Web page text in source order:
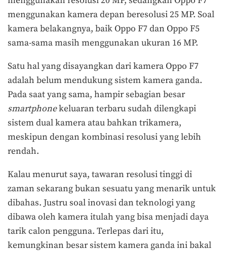
menggunakan kamera depan beresolusi 25 MP. Soal
kamera belakangnya, baik Oppo F7 dan Oppo F5
sama-sama masih menggunakan ukuran 16 MP.
Satu hal yang disayangkan dari kamera Oppo F7
adalah belum mendukung sistem kamera ganda.
Pada saat yang sama, hampir sebagian besar
smartphonekeluaran terbaru sudah dilengkapi
sistem dual kamera atau bahkan trikamera,
meskipun dengan kombinasi resolusi yang lebih
rendah.
Kalau menurut saya, tawaran resolusi tinggi di
zaman sekarang bukan sesuatu yang menarik untuk
dibahas. Justru soal inovasi dan teknologi yang
dibawa oleh kamera itulah yang bisa menjadi daya
tarik calon pengguna. Terlepas dari itu,
kemungkinan besar sistem kamera ganda ini bakal